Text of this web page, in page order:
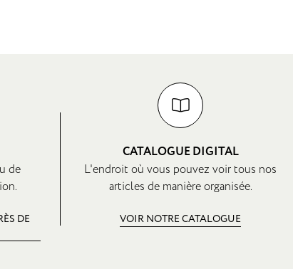
de
DE
CATALOGUE DIGITAL
L'endroit où vous pouvez voir tous nos
articles de manière organisée.
VOIR NOTRE CATALOGUE